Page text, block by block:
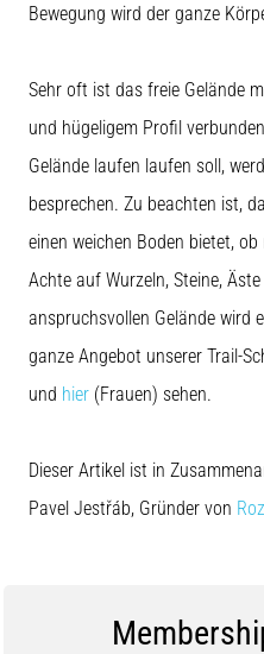
Bewegung wird der ganze
Sehr oft ist das freie Gelände
und hügeligem Profil
Gelände laufen laufen soll,
besprechen. Zu beachten ist,
einen weichen Boden bietet,
Achte auf Wurzeln, Steine,
anspruchsvollen Gelände wird
ganze Angebot unserer Trail-
und hier (Frauen) sehen.
Dieser Artikel ist in
Pavel Jestřáb, Gründer von